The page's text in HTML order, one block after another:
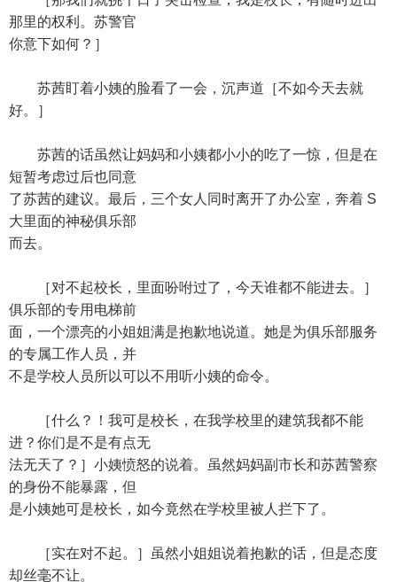
那里的权利。苏警官
你意下如何？］
苏茜盯着小姨的脸看了一会，沉声道［不如今天去就
好。］
苏茜的话虽然让妈妈和小姨都小小的吃了一惊，但是在
短暂考虑过后也同意
了苏茜的建议。最后，三个女人同时离开了办公室，奔着 S
大里面的神秘俱乐部
而去。
［对不起校长，里面吩咐过了，今天谁都不能进去。］
俱乐部的专用电梯前
面，一个漂亮的小姐姐满是抱歉地说道。她是为俱乐部服务
的专属工作人员，并
不是学校人员所以可以不用听小姨的命令。
［什么？！我可是校长，在我学校里的建筑我都不能
进？你们是不是有点无
法无天了？］小姨愤怒的说着。虽然妈妈副市长和苏茜警察
的身份不能暴露，但
是小姨她可是校长，如今竟然在学校里被人拦下了。
［实在对不起。］虽然小姐姐说着抱歉的话，但是态度
却丝毫不让。